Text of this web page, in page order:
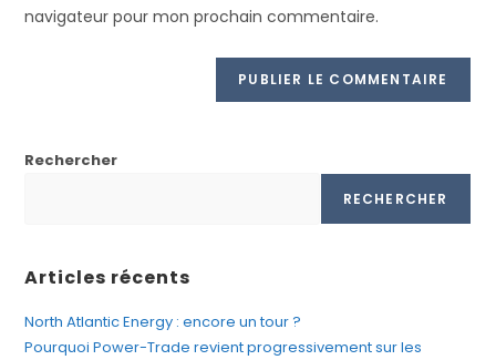
navigateur pour mon prochain commentaire.
Rechercher
RECHERCHER
Articles récents
North Atlantic Energy : encore un tour ?
Pourquoi Power-Trade revient progressivement sur les